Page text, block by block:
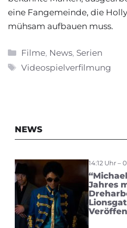
eine Fangemeinde, die
mühsam aufbauen muss.
Kategorien
Filme, News, Serien
Schlagwörter
Videospielverfilmung
NEWS
14:12 Uhr –
Jahres